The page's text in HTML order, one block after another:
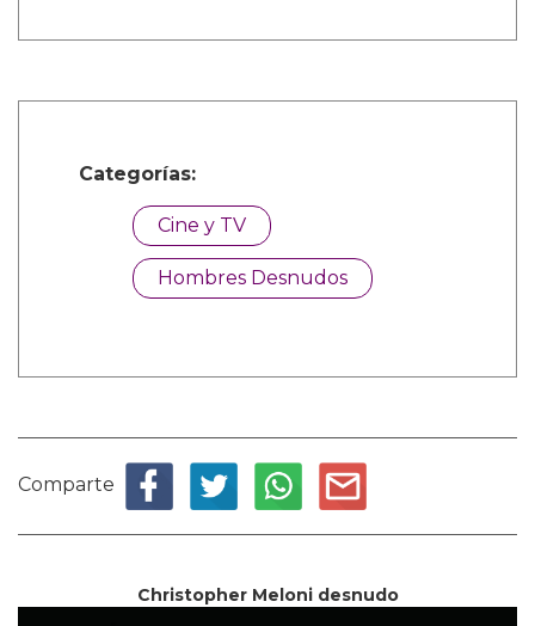
Categorías:
Cine y TV
Hombres Desnudos
Comparte
Christopher Meloni desnudo